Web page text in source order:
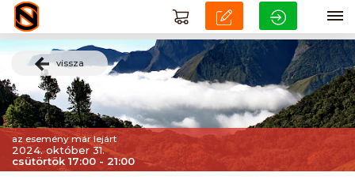
vissza
az esemény már lejárt
2024. október 31.
csütörtök 17:00 - 21:00